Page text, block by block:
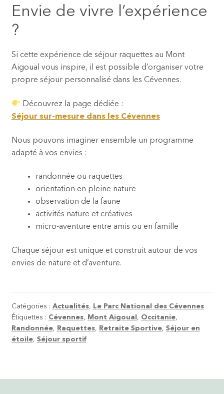
Envie de vivre l’expérience
?
Si cette expérience de séjour raquettes au Mont
Aigoual vous inspire, il est possible d’organiser votre
propre séjour personnalisé dans les Cévennes.
Découvrez la page dédiée :
Séjour sur-mesure dans les Cévennes
Nous pouvons imaginer ensemble un programme
adapté à vos envies :
randonnée ou raquettes
orientation en pleine nature
observation de la faune
activités nature et créatives
micro-aventure entre amis ou en famille
Chaque séjour est unique et construit autour de vos
envies de nature et d’aventure.
Catégories : Actualités, Le Parc National des Cévennes
Étiquettes : Cévennes, Mont Aigoual , Occitanie,
Randonnée, Raquettes, Retraite Sportive, Séjour en
étoile, Séjour sportif